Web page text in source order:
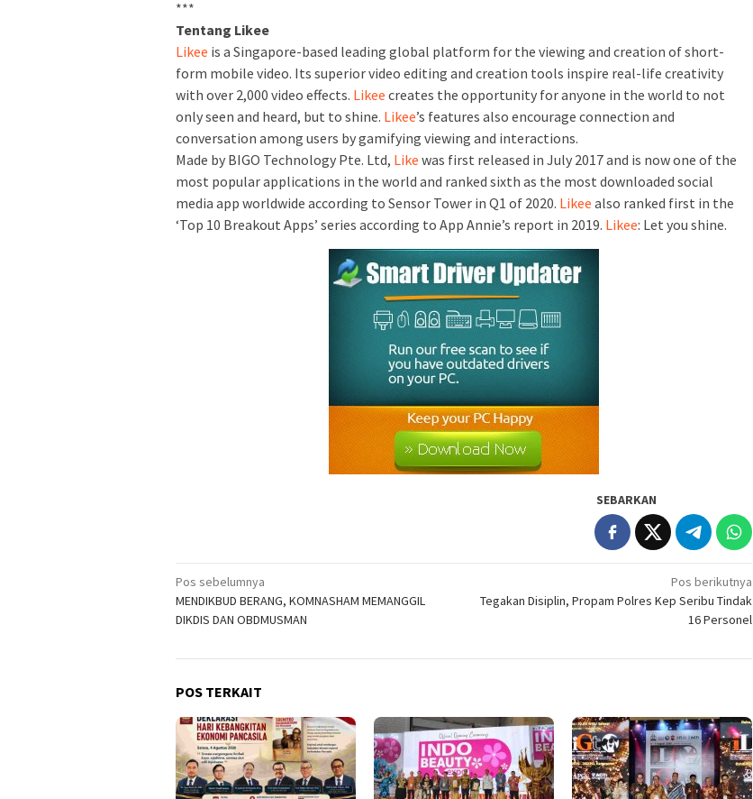
***
Tentang Likee
Likee is a Singapore-based leading global platform for the viewing and creation of short-
form mobile video. Its superior video editing and creation tools inspire real-life creativity
with over 2,000 video effects. Likee creates the opportunity for anyone in the world to not
only seen and heard, but to shine. Likee’s features also encourage connection and
conversation among users by gamifying viewing and interactions.
Made by BIGO Technology Pte. Ltd, Like was first released in July 2017 and is now one of the
most popular applications in the world and ranked sixth as the most downloaded social
media app worldwide according to Sensor Tower in Q1 of 2020. Likee also ranked first in the
‘Top 10 Breakout Apps’ series according to App Annie’s report in 2019. Likee: Let you shine.
SEBARKAN
Navigasi
pos
Pos sebelumnya
MENDIKBUD BERANG, KOMNASHAM MEMANGGIL
DIKDIS DAN OBDMUSMAN
Pos berikutnya
Tegakan Disiplin, Propam Polres Kep Seribu Tindak
16 Personel
POS TERKAIT